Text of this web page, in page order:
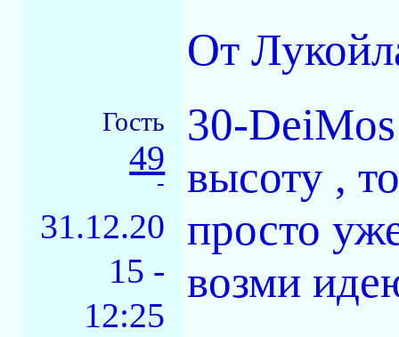
От
Гость
49
-
31.12.20
15 -
12:25
30-
высоту ,
просто
возми